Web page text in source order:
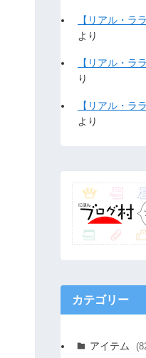
【リアル・ラ
より
【リアル・ラ
り
【リアル・ラ
より
カテゴリー
アイテム